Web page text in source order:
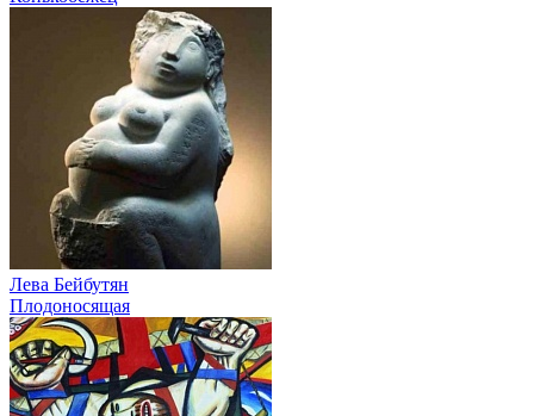
Лева Бейбутян
Плодоносящая